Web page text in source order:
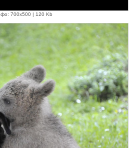
700х500 | 120 Kb